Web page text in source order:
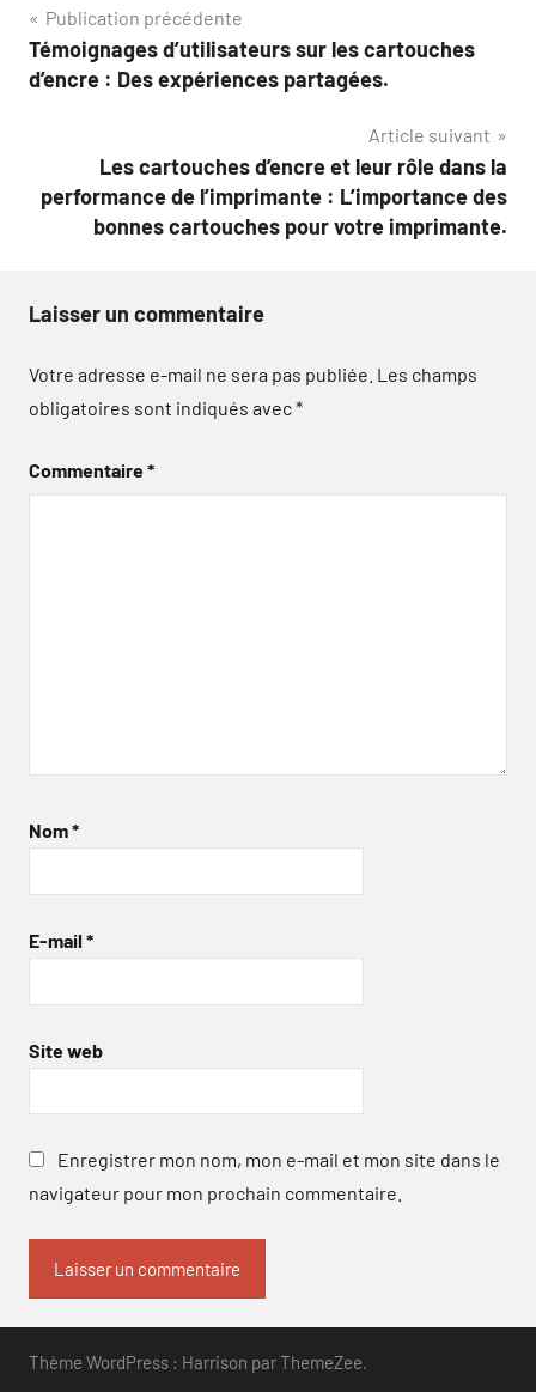
Navigation
de
Publication précédente
Témoignages d’utilisateurs sur les cartouches
d’encre : Des expériences partagées.
Article suivant
Les cartouches d’encre et leur rôle dans la
performance de l’imprimante : L’importance des
bonnes cartouches pour votre imprimante.
Laisser un commentaire
Votre adresse e-mail ne sera pas publiée. Les champs
obligatoires sont indiqués avec*
Commentaire*
Nom*
E-mail *
Site web
Enregistrer mon nom, mon e-mail et mon site dans le
navigateur pour mon prochain commentaire.
Thème WordPress : Harrison par ThemeZee.